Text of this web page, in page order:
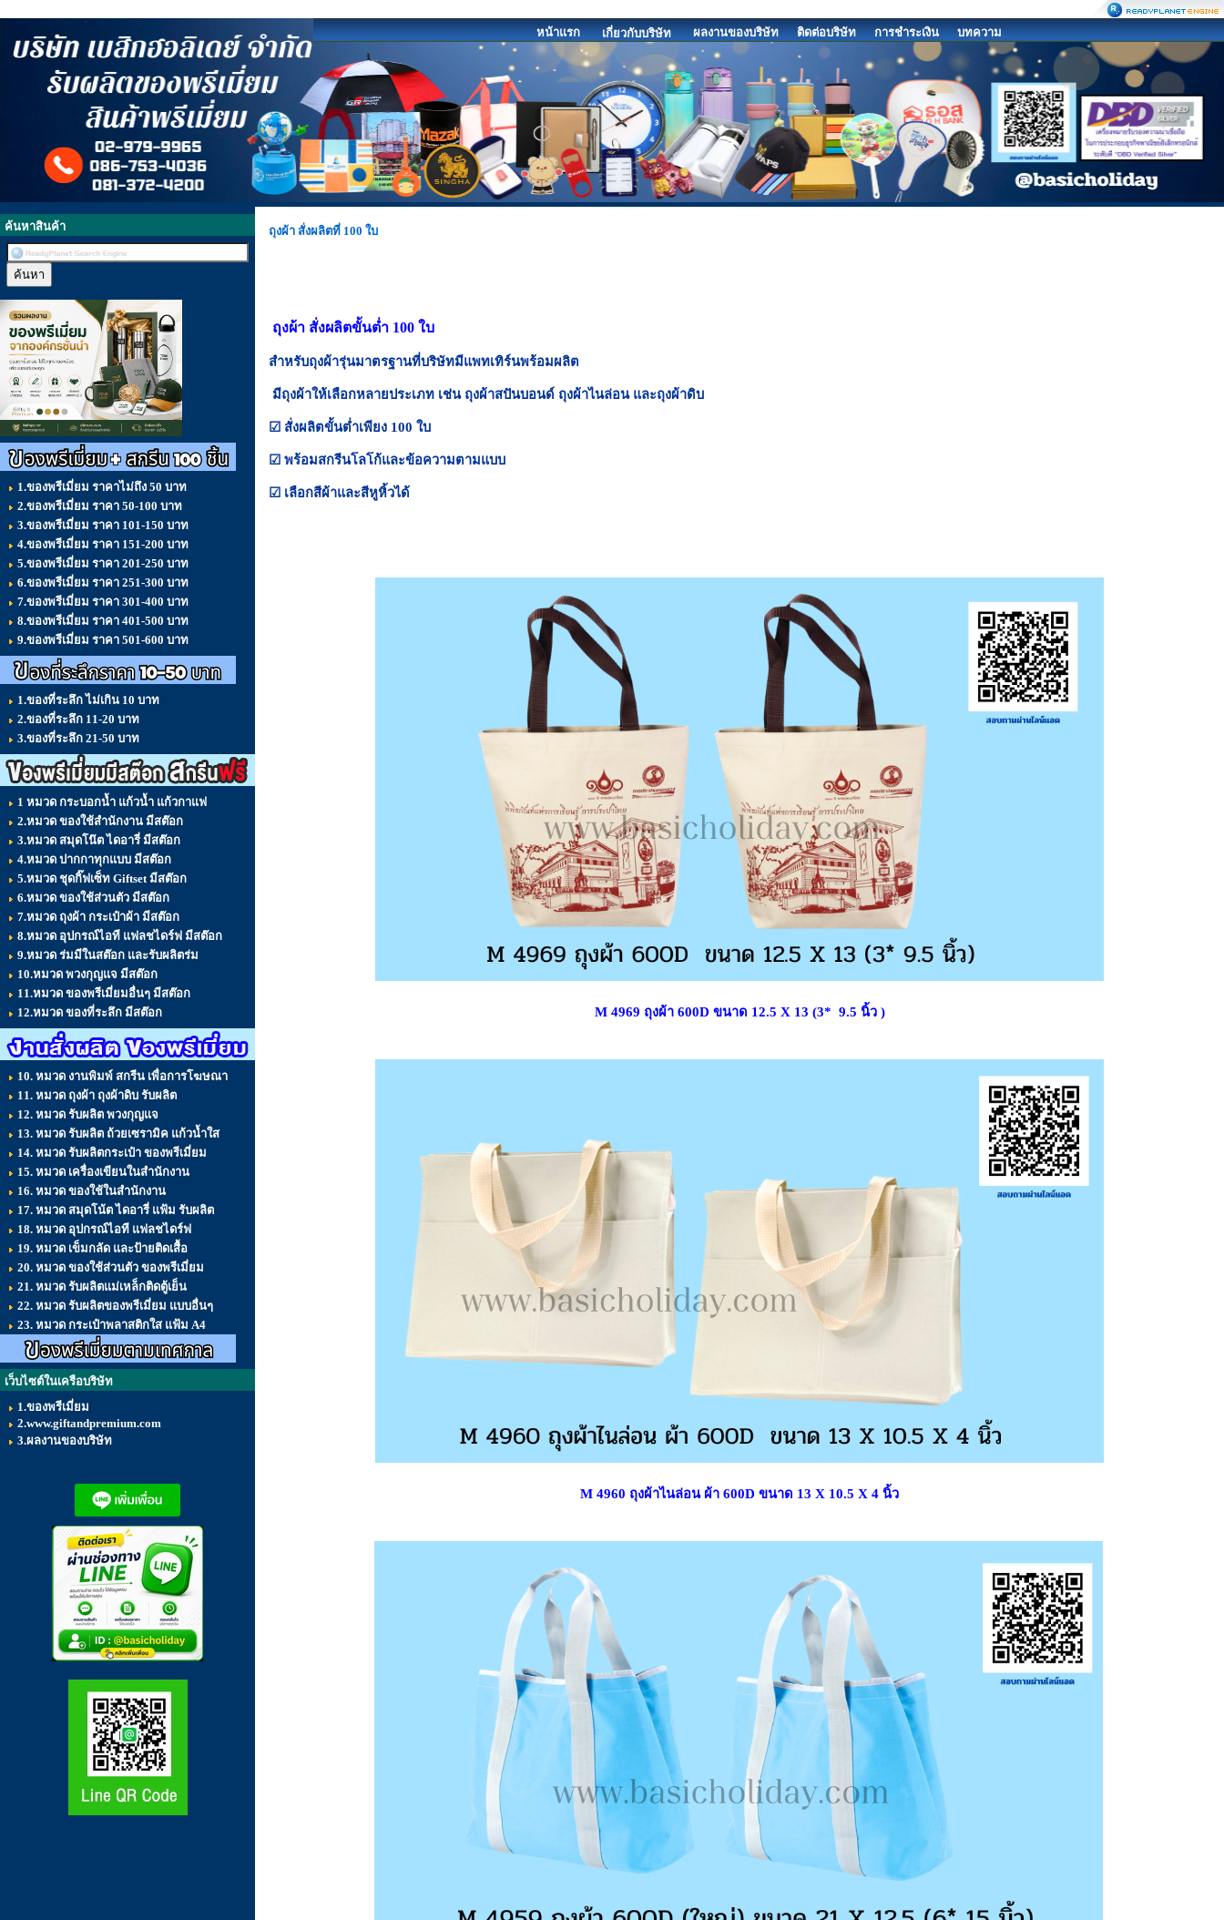
หน้าแรก เกี่ยวกับบริษัท ผลงานของบริษัท ติดต่อบริษัท การชำระเงิน บทความ
ค้นหาสินค้า
1.ของพรีเมี่ยม ราคาไม่ถึง 50 บาท
2.ของพรีเมี่ยม ราคา 50-100 บาท
3.ของพรีเมี่ยม ราคา 101-150 บาท
4.ของพรีเมี่ยม ราคา 151-200 บาท
5.ของพรีเมี่ยม ราคา 201-250 บาท
6.ของพรีเมี่ยม ราคา 251-300 บาท
7.ของพรีเมี่ยม ราคา 301-400 บาท
8.ของพรีเมี่ยม ราคา 401-500 บาท
9.ของพรีเมี่ยม ราคา 501-600 บาท
1.ของที่ระลึก ไม่เกิน 10 บาท
2.ของที่ระลึก 11-20 บาท
3.ของที่ระลึก 21-50 บาท
1 หมวด กระบอกน้ำ แก้วน้ำ แก้วกาแฟ
2.หมวด ของใช้สำนักงาน มีสต๊อก
3.หมวด สมุดโน๊ต ไดอารี่ มีสต๊อก
4.หมวด ปากกาทุกแบบ มีสต๊อก
5.หมวด ชุดกิ๊ฟเซ็ท Giftset มีสต๊อก
6.หมวด ของใช้ส่วนตัว มีสต๊อก
7.หมวด ถุงผ้า กระเป๋าผ้า มีสต๊อก
8.หมวด อุปกรณ์ไอที แฟลชไดร์ฟ มีสต๊อก
9.หมวด ร่มมีในสต๊อก และรับผลิตร่ม
10.หมวด พวงกุญแจ มีสต๊อก
11.หมวด ของพรีเมี่ยมอื่นๆ มีสต๊อก
12.หมวด ของที่ระลึก มีสต๊อก
10. หมวด งานพิมพ์ สกรีน เพื่อการโฆษณา
11. หมวด ถุงผ้า ถุงผ้าดิบ รับผลิต
12. หมวด รับผลิต พวงกุญแจ
13. หมวด รับผลิต ถ้วยเซรามิค แก้วน้ำใส
14. หมวด รับผลิตกระเป๋า ของพรีเมี่ยม
15. หมวด เครื่องเขียนในสำนักงาน
16. หมวด ของใช้ในสำนักงาน
17. หมวด สมุดโน้ต ไดอารี่ แฟ้ม รับผลิต
18. หมวด อุปกรณ์ไอที แฟลชไดร์ฟ
19. หมวด เข็มกลัด และป้ายติดเสื้อ
20. หมวด ของใช้ส่วนตัว ของพรีเมี่ยม
21. หมวด รับผลิตแม่เหล็กติดตู้เย็น
22. หมวด รับผลิตของพรีเมี่ยม แบบอื่นๆ
23. หมวด กระเป๋าพลาสติกใส แฟ้ม A4
เว็บไซต์ในเครือบริษัท
1.ของพรีเมี่ยม
2.www.giftandpremium.com
3.ผลงานของบริษัท
ถุงผ้า สั่งผลิตที่ 100 ใบ
ถุงผ้า สั่งผลิตขั้นต่ำ 100 ใบ
สำหรับถุงผ้ารุ่นมาตรฐานที่บริษัทมีแพทเทิร์นพร้อมผลิต
มีถุงผ้าให้เลือกหลายประเภท เช่น ถุงผ้าสปันบอนด์ ถุงผ้าไนล่อน และถุงผ้าดิบ
☑ สั่งผลิตขั้นต่ำเพียง 100 ใบ
☑ พร้อมสกรีนโลโก้และข้อความตามแบบ
☑ เลือกสีผ้าและสีหูหิ้วได้
M 4969 ถุงผ้า 600D ขนาด 12.5 X 13 (3* 9.5 นิ้ว )
M 4960 ถุงผ้าไนล่อน ผ้า 600D ขนาด 13 X 10.5 X 4 นิ้ว